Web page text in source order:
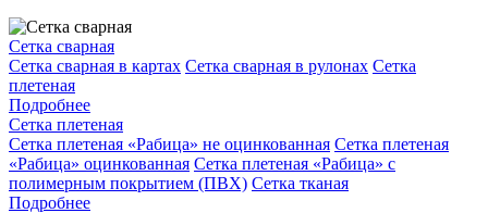
Сетка сварная
Сетка сварная в картах Сетка сварная в рулонах Сетка
плетеная
Подробнее
Сетка плетеная
Сетка плетеная «Рабица» не оцинкованная Сетка плетеная
«Рабица» оцинкованная Сетка плетеная «Рабица» с
полимерным покрытием (ПВХ) Сетка тканая
Подробнее